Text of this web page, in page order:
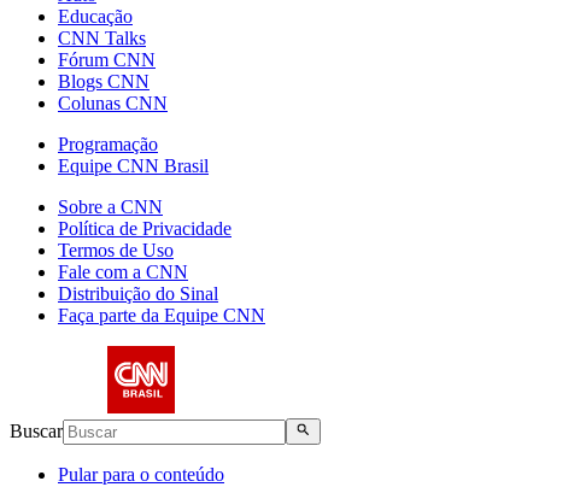
Educação
CNN Talks
Fórum CNN
Blogs CNN
Colunas CNN
Programação
Equipe CNN Brasil
Sobre a CNN
Política de Privacidade
Termos de Uso
Fale com a CNN
Distribuição do Sinal
Faça parte da Equipe CNN
Buscar
Pular para o conteúdo